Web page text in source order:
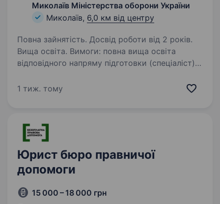
Миколаїв Міністерства оборони України
Миколаїв, 6,0 км від центру
Повна зайнятість. Досвід роботи від 2 років.
Вища освіта. Вимоги: повна вища освіта
відповідного напряму підготовки (спеціаліст)
Пн-Пт з 09:00 по 18:00 Обов’язки: Розробка
1 тиж. тому
Юрист бюро правничої
допомоги
15 000 – 18 000 грн